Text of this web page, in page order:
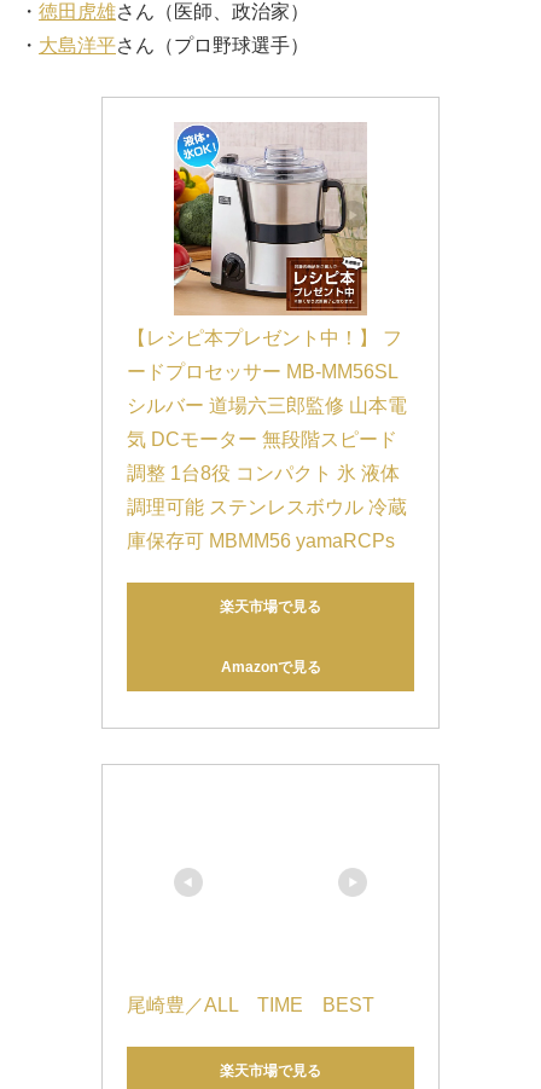
・ 徳田虎雄さん（医師、政治家）
・ 大島洋平さん（プロ野球選手）
【レシピ本プレゼント中！】 フ
ードプロセッサー MB-MM56SL
シルバー 道場六三郎監修 山本電
気 DCモーター 無段階スピード
調整 1台8役 コンパクト 氷 液体
調理可能 ステンレスボウル 冷蔵
庫保存可 MBMM56 yamaRCPs
楽天市場で見る
Amazonで見る
尾崎豊／ALL　TIME　BEST
楽天市場で見る